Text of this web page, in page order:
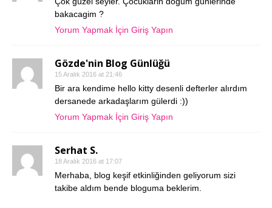
bakacagim ?
Yorum Yapmak İçin Giriş Yapın
Gözde'nin Blog Günlüğü
15 Aralık 2016 at 21:46
Bir ara kendime hello kitty desenli defterler alırdım
dersanede arkadaşlarım gülerdi :))
Yorum Yapmak İçin Giriş Yapın
Serhat S.
18 Aralık 2016 at 17:07
Merhaba, blog keşif etkinliğinden geliyorum sizi
takibe aldım bende bloguma beklerim.